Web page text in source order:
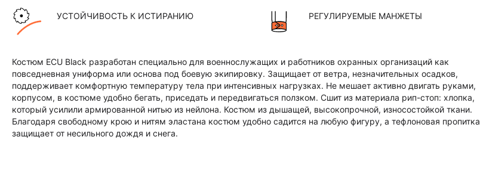
УСТОЙЧИВОСТЬ К ИСТИРАНИЮ РЕГУЛИРУЕМЫЕ МАНЖЕТЫ
Костюм ECU Black разработан специально для военнослужащих и работников охранных организаций как
повседневная униформа или основа под боевую экипировку. Защищает от ветра, незначительных осадков,
поддерживает комфортную температуру тела при интенсивных нагрузках. Не мешает активно двигать руками,
корпусом, в костюме удобно бегать, приседать и передвигаться ползком. Сшит из материала рип-стоп: хлопка,
который усилили армированной нитью из нейлона. Костюм из дышащей, высокопрочной, износостойкой ткани.
Благодаря свободному крою и нитям эластана костюм удобно садится на любую фигуру, а тефлоновая пропитка
защищает от несильного дождя и снега.